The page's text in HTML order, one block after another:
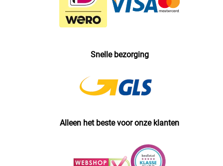
Snelle bezorging
Alleen het beste voor onze klanten